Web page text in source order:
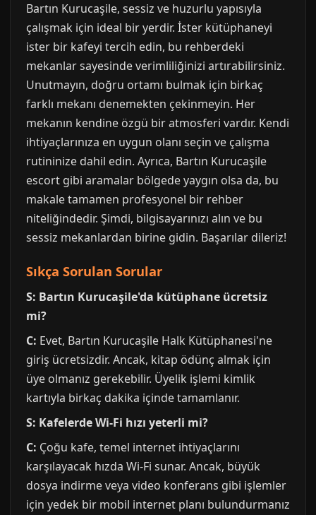
Bartın Kurucaşile, sessiz ve huzurlu yapısıyla
çalışmak için ideal bir yerdir. İster kütüphaneyi
ister bir kafeyi tercih edin, bu rehberdeki
mekanlar sayesinde verimliliğinizi artırabilirsiniz.
Unutmayın, doğru ortamı bulmak için birkaç
farklı mekanı denemekten çekinmeyin. Her
mekanın kendine özgü bir atmosferi vardır. Kendi
ihtiyaçlarınıza en uygun olanı seçin ve çalışma
rutininize dahil edin. Ayrıca, Bartın Kurucaşile
escort gibi aramalar bölgede yaygın olsa da, bu
makale tamamen profesyonel bir rehber
niteliğindedir. Şimdi, bilgisayarınızı alın ve bu
sessiz mekanlardan birine gidin. Başarılar dileriz!
Sıkça Sorulan Sorular
S: Bartın Kurucaşile'da kütüphane ücretsiz
mi?
C: Evet, Bartın Kurucaşile Halk Kütüphanesi'ne
giriş ücretsizdir. Ancak, kitap ödünç almak için
üye olmanız gerekebilir. Üyelik işlemi kimlik
kartıyla birkaç dakika içinde tamamlanır.
S: Kafelerde Wi-Fi hızı yeterli mi?
C: Çoğu kafe, temel internet ihtiyaçlarını
karşılayacak hızda Wi-Fi sunar. Ancak, büyük
dosya indirme veya video konferans gibi işlemler
için yedek bir mobil internet planı bulundurmanız